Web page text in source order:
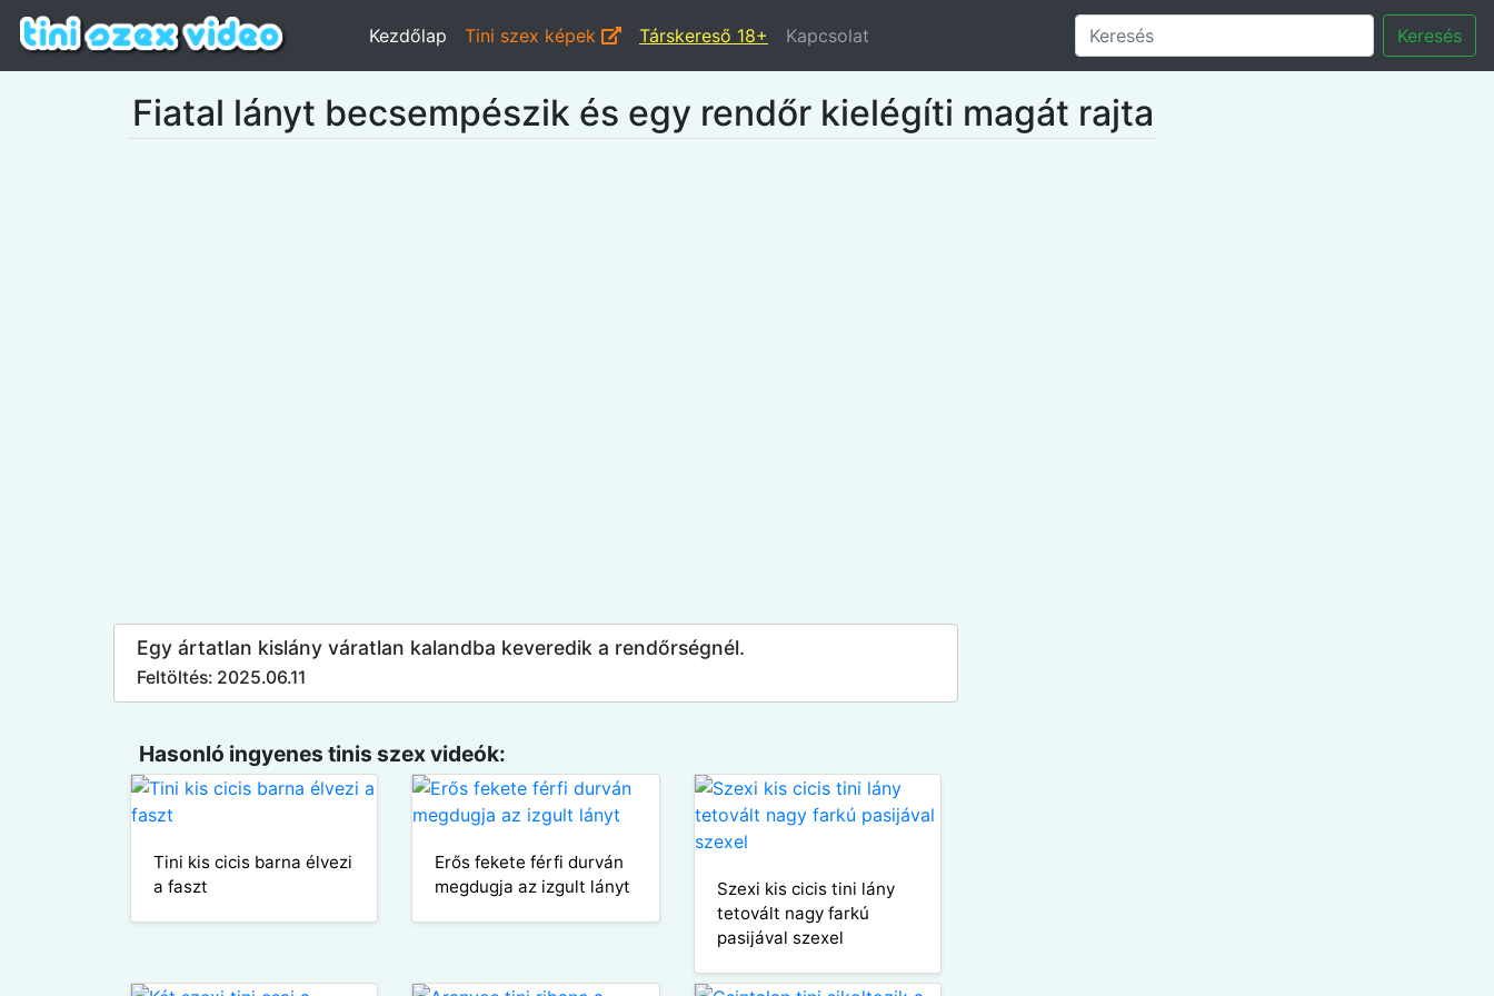
Kezdőlap Tini szex képek Társkereső 18+ Kapcsolat Keresés
Fiatal lányt becsempészik és egy rendőr kielégíti magát rajta
Egy ártatlan kislány váratlan kalandba keveredik a rendőrségnél.
Feltöltés: 2025.06.11
Hasonló ingyenes tinis szex videók:
Tini kis cicis barna élvezi
a faszt
Erős fekete férfi durván
megdugja az izgult lányt
Szexi kis cicis tini lány
tetovált nagy farkú
pasijával szexel